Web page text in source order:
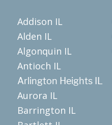
Addison IL
Alden IL
Algonquin IL
Antioch IL
Arlington Heights IL
Aurora IL
Barrington IL